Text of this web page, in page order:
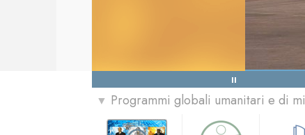
▼ Programmi globali umanitari e di